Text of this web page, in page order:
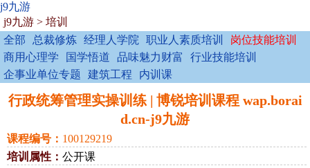
j9九游
j9九游 > 培训
全部
总裁修炼 经理人学院 职业人素质培训
岗位技能培训
商用心理学
国学悟道 品味魅力财富
行业技能培训
企事业单位专题
建筑工程 内训课
行政统筹管理实操训练 | 博锐培训课程 wap.borai
d.cn-j9九游
课程编号： 100129219
培训属性： 公开课